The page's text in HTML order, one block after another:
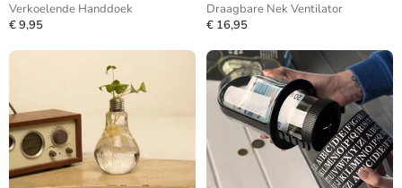
Verkoelende Handdoek
€ 9,95
Draagbare Nek Ventilator
€ 16,95